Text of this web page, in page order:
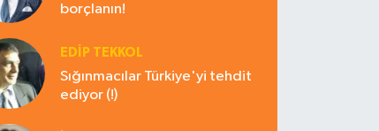
borçlanın!
EDIP TEKKOL
Sığınmacılar Türkiye'yi tehdit
ediyor (!)